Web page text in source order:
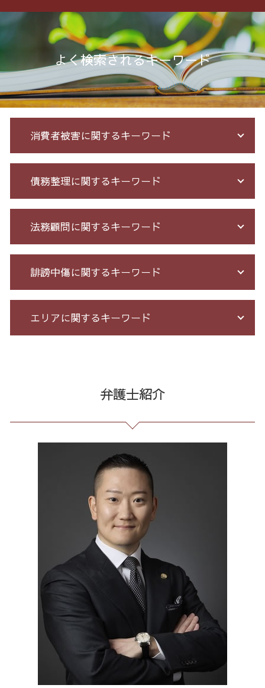
よく検索されるキーワード
消費者被害に関するキーワード
詐欺 泣き寝入り
詐欺 サクラ
株 詐欺
出会い系被害 返金
架空請求 とは
未公開株 詐欺
振り込め 詐欺 警察
先物取引 詐欺
投資セミナー 怪しい
サクラ 詐欺 返金
銀行 振込 詐欺
マルチ商法 ネズミ講 違い
債務整理に関するキーワード
小規模 個人再生 デメリット
借金 債務整理 メリット
債務整理 和解 成立
消費者金融 返済 過払い金
破産 保証人
個人再生 5年
自己破産 個人再生 デメリット
破産法 自己破産
特定調停 とは
個人再生 再生計画
債務整理 相談 流れ
債務整理 借金 金額
個人再生 債務整理 メリット
法務顧問に関するキーワード
不当解雇 労基
セクハラ 相談 解決
長 時間 労働 問題
パワハラ 相談 解決
残業代 未払い
企業 法務 部
残業 未払い 請求
有給 取得 トラブル
不当解雇 とは
予防法務 とは
戦略法務 とは
契約 書 リーガル チェック
未払い 賃金
労務 トラブル
誹謗中傷に関するキーワード
誹謗中傷 罪
誹謗中傷 被害
誹謗中傷 相談
誹謗中傷 特定
Twitter 誹謗中傷
情報開示請求 費用
誹謗中傷 逮捕
ネット 誹謗中傷
エリアに関するキーワード
企業法務 23区 相談
任意整理 東京都 弁護士
企業法務 東京都 弁護士
企業法務 港区 弁護士
債務整理 港区 弁護士
過払い金請求 23区 弁護士
企業法務 東京都 相談
出会い系 詐欺 港区 相談
契約書作成 東京都 相談
リーガルチェック 港区 相談
振り込め詐欺 港区 相談
マルチ商法 23区 弁護士
誹謗中傷 中央区
通販 詐欺 東京都 弁護士
振り込め詐欺 港区 弁護士
破産 問題 23区 相談
弁護士紹介